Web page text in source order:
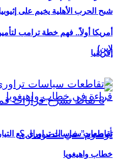
شبح الحرب الأهلية يخيم على
لاين)
أمريكا أولاً.. فهم خطة ترامب
إفريقيا
تقاطعات سياسات تراوري مع
خطاب واهيغويا